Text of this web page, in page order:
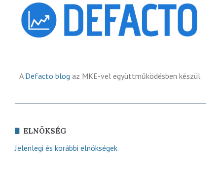
A Defacto blog az MKE-vel együttműködésben készül.
ELNÖKSÉG
Jelenlegi és korábbi elnökségek